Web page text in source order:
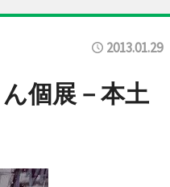
2013.01.29
個展－本土